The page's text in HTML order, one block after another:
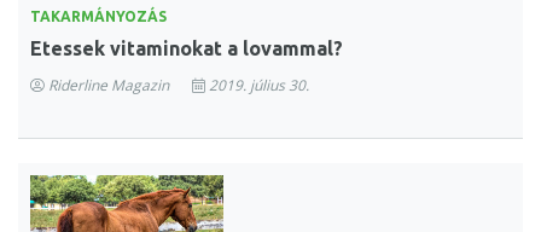
TAKARMÁNYOZÁS
Etessek vitaminokat a lovammal?
Riderline Magazin 2019. július 30.